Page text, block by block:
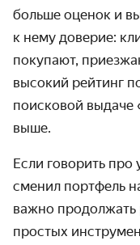
больше оценок и
к нему доверие:
покупают,
высокий рейтинг
поисковой выдаче
выше.
Если говорить про
сменил портфель
важно продолжать
простых